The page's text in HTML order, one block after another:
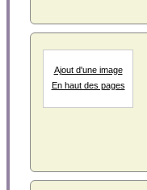
Ajout d'une image
En haut des pages